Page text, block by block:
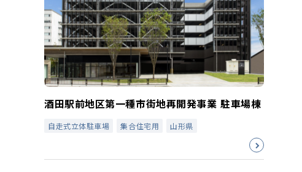
酒田駅前地区第一種市街地再開発事業 駐車場棟
自走式立体駐車場 集合住宅用 山形県